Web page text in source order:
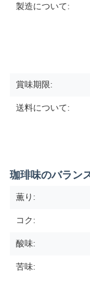
製造について:
賞味期限:
送料について:
珈琲味のバラン
薫り:
コク:
酸味:
苦味: